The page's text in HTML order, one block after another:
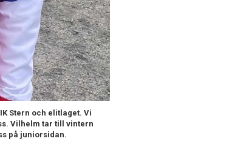
Stern och elitlaget. Vi
Vilhelm tar till vintern
på juniorsidan.